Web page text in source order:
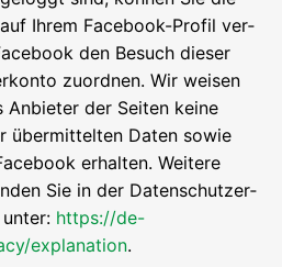
Ihrem Face­book-Pro­fil ver­
den Besuch die­ser
zuord­nen. Wir wei­sen
Anbie­ter der Sei­ten kei­ne
über­mit­tel­ten Daten sowie
erhal­ten. Wei­te­re
Sie in der Daten­schutz­er­
https://de-
explanation.